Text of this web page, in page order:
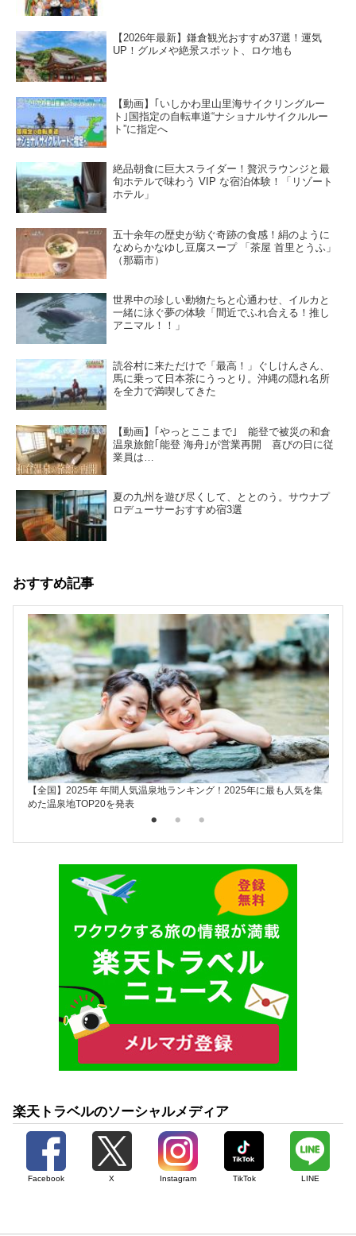
【2026年最新】鎌倉観光おすすめ37選！運気
UP！グルメや絶景スポット、ロケ地も
【動画】｢いしかわ里山里海サイクリングルー
ト｣国指定の自転車道“ナショナルサイクルルー
ト”に指定へ
絶品朝食に巨大スライダー！贅沢ラウンジと最
旬ホテルで味わう VIP な宿泊体験！「リゾート
ホテル」
五十余年の歴史が紡ぐ奇跡の食感！絹のように
なめらかなゆし豆腐スープ 「茶屋 首里とうふ」
（那覇市）
世界中の珍しい動物たちと心通わせ、イルカと
一緒に泳ぐ夢の体験「間近でふれ合える！推し
アニマル！！」
読谷村に来ただけで「最高！」ぐしけんさん、
馬に乗って日本茶にうっとり。沖縄の隠れ名所
を全力で満喫してきた
【動画】｢やっとここまで｣ 能登で被災の和倉
温泉旅館｢能登 海舟｣が営業再開 喜びの日に従
業員は…
夏の九州を遊び尽くして、ととのう。サウナプ
ロデューサーおすすめ宿3選
おすすめ記事
【全国】2025年 年間人気温泉地ランキング！2025年に最も人気を集
めた温泉地TOP20を発表
楽天トラベルのソーシャルメディア
Facebook X Instagram TikTok LINE